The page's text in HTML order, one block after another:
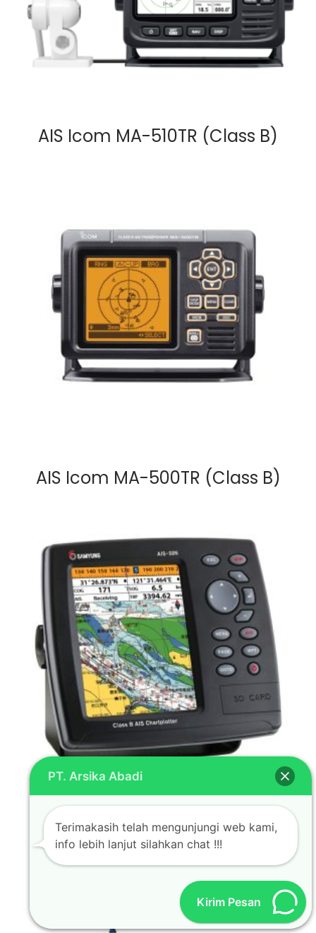
AIS Icom MA-510TR (Class B)
AIS Icom MA-500TR (Class B)
Samyung 50N
Kirim Pesan
PT. Arsika Abadi
Terimakasih telah mengunjungi web kami,
info lebih lanjut silahkan chat !!!